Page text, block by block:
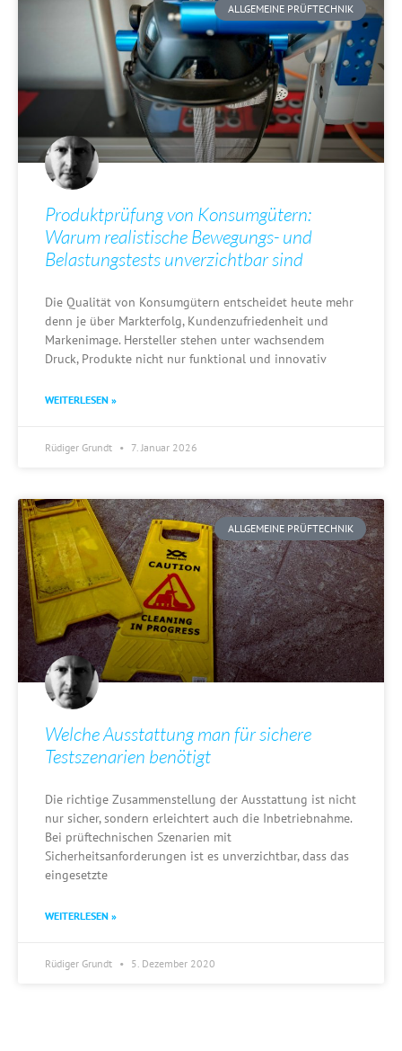
ALLGEMEINE PRÜFTECHNIK
Produktprüfung von Konsumgütern:
Warum realistische Bewegungs- und
Belastungstests unverzichtbar sind
Die Qualität von Konsumgütern entscheidet heute mehr
denn je über Markterfolg, Kundenzufriedenheit und
Markenimage. Hersteller stehen unter wachsendem
Druck, Produkte nicht nur funktional und innovativ
WEITERLESEN »
Rüdiger Grundt 7. Januar 2026
ALLGEMEINE PRÜFTECHNIK
Welche Ausstattung man für sichere
Testszenarien benötigt
Die richtige Zusammenstellung der Ausstattung ist nicht
nur sicher, sondern erleichtert auch die Inbetriebnahme.
Bei prüftechnischen Szenarien mit
Sicherheitsanforderungen ist es unverzichtbar, dass das
eingesetzte
WEITERLESEN »
Rüdiger Grundt 5. Dezember 2020